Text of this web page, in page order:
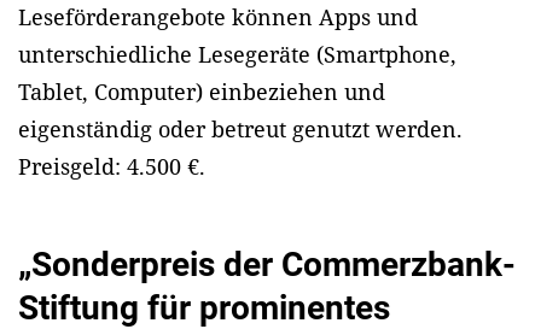
Leseförderangebote können Apps und
unterschiedliche Lesegeräte (Smartphone,
Tablet, Computer) einbeziehen und
eigenständig oder betreut genutzt werden.
Preisgeld: 4.500 €.
„Sonderpreis der Commerzbank-
Stiftung für prominentes